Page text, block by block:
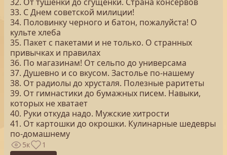
33. С Днем советской милиции!
34. Половинку черного и батон, пожалуйста! О
культе хлеба
35. Пакет с пакетами и не только. О странных
привычках и правилах
36. По магазинам! От сельпо до универсама
37. Душевно и со вкусом. Застолье по-нашему
38. От радиолы до хрусталя. Полезные раритеты
39. От гимнастики до бумажных писем. Навыки,
которых не хватает
40. Руки откуда надо. Мужские хитрости
41. От картошки до окрошки. Кулинарные шедевры
по-домашнему
5к 1